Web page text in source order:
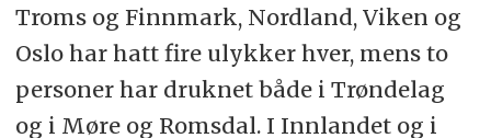
Troms og Finnmark, Nordland, Viken og
Oslo har hatt fire ulykker hver, mens to
personer har druknet både i Trøndelag
og i Møre og Romsdal. I Innlandet og i